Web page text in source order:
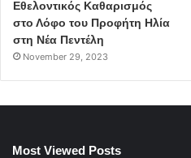
Εθελοντικός Καθαρισμός
στο Λόφο του Προφήτη Ηλία
στη Νέα Πεντέλη
November 29, 2023
Most Viewed Posts